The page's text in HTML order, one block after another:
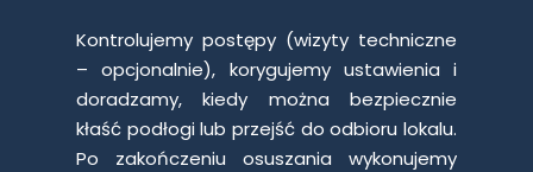
Kontrolujemy postępy (wizyty techniczne
– opcjonalnie), korygujemy ustawienia i
doradzamy, kiedy można bezpiecznie
kłaść podłogi lub przejść do odbioru lokalu.
Po zakończeniu osuszania wykonujemy